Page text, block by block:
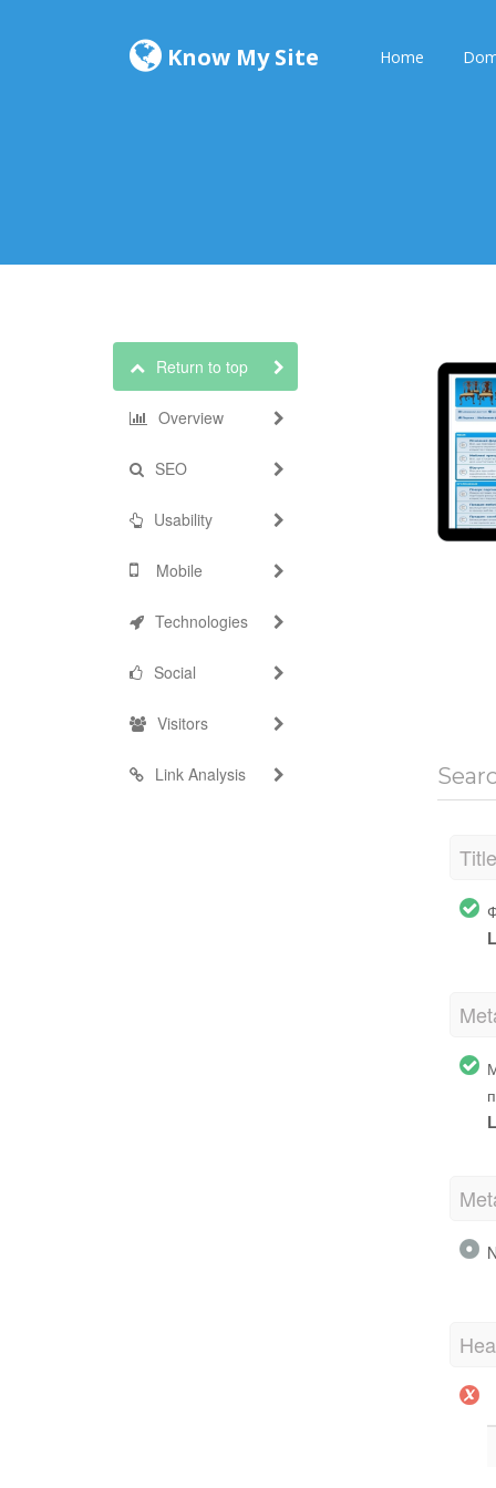
Know My Site Home
Return to top
Overview
SEO
Usability
Mobile
Technologies
Social
Visitors
Link Analysis